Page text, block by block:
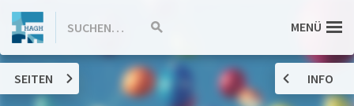
INHALT
Hannah-
Arendt-
Gymnasium
SUCHEN…
Suche
MENÜ
SEITEN INFO